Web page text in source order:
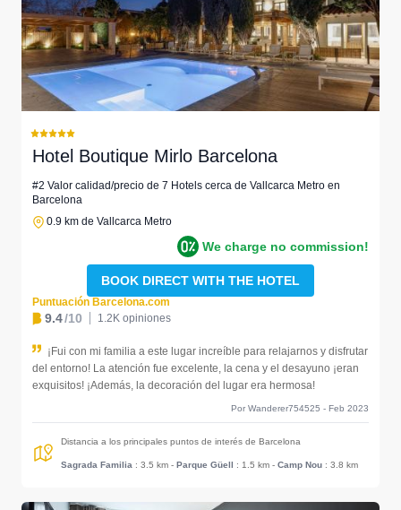
Hotel Boutique Mirlo Barcelona
#2 Valor calidad/precio de 7 Hotels cerca de Vallcarca Metro en
Barcelona
0.9 km de Vallcarca Metro
We charge no commission!
BOOK DIRECT WITH THE HOTEL
Puntuación Barcelona.com
9.4/10 1.2K opiniones
¡Fui con mi familia a este lugar increíble para relajarnos y disfrutar
del entorno! La atención fue excelente, la cena y el desayuno ¡eran
exquisitos! ¡Además, la decoración del lugar era hermosa!
Por Wanderer754525 - Feb 2023
Distancia a los principales puntos de interés de Barcelona
Sagrada Familia : 3.5 km - Parque Güell : 1.5 km - Camp Nou : 3.8 km